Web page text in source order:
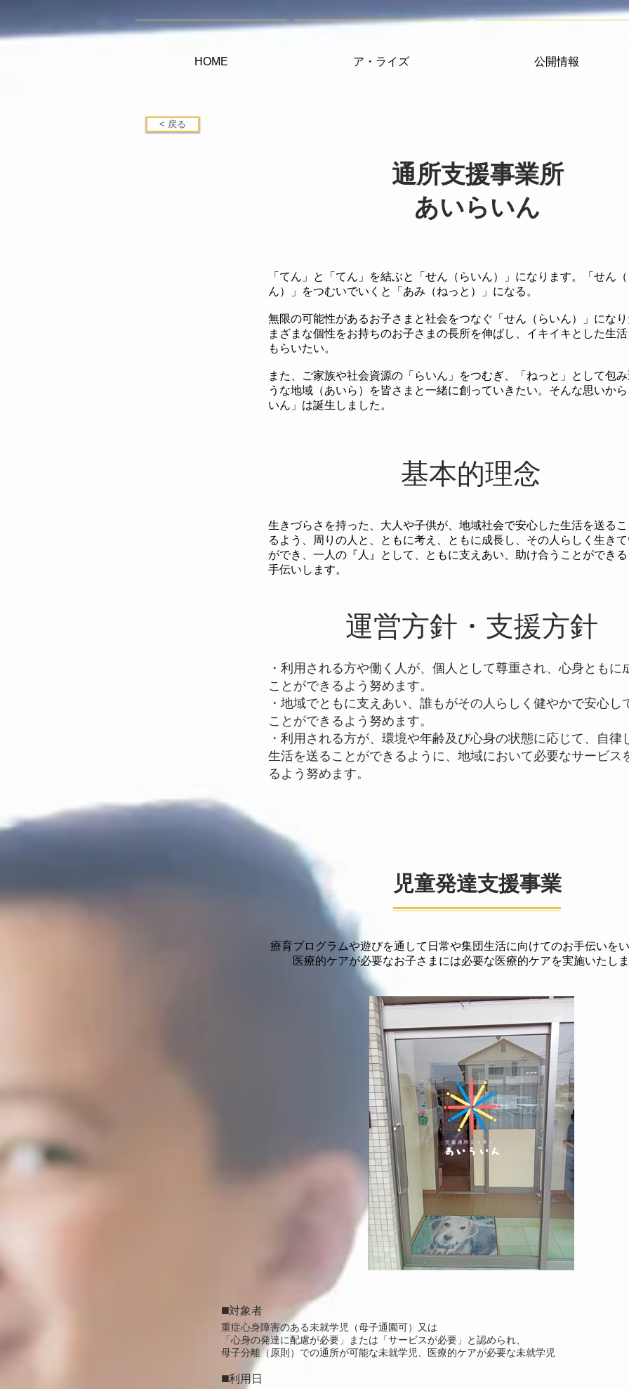
HOME ア・ライズ 公開情報
< 戻る
通所支援事業所
あいらいん
「てん」と「てん」を結ぶと「せん（らいん）」になります。
「せん
ん）」をつむいでいくと「あみ（ねっと）」になる。
無限の可能性があるお子さまと社会をつなぐ「せん（らいん）」にな
まざまな個性をお持ちのお子さまの長所を伸ばし、イキイキとした生
もらいたい。
また、ご家族や社会資源の「らいん」をつむぎ、「ねっと」として包
うな地域（あいら）を皆さまと一緒に創っていきたい。 そんな思いか
いん」は誕生しました。
​基本的理念
生きづらさを持った、大人や子供が、地域社会で安心した生活を送る
るよう、周りの人と、ともに考え、ともに成長し、その人らしく生き
ができ、一人の『人』として、ともに支えあい、助け合うことができ
手伝いします。
運営方針・支援方針
・利用される方や働く人が、個人として尊重され、心身ともに
ことができるよう努めます。
・地域でともに支えあい、誰もがその人らしく健やかで安心し
ことができるよう努めます。
・利用される方が、環境や年齢及び心身の状態に応じて、自律
生活を送ることができるように、地域において必要なサービス
るよう努めます。
児童発達支援事業
療育プログラムや遊びを通して日常や集団生活に向けてのお手伝いを
医療的ケアが必要なお子さまには必要な医療的ケアを実施いたし
◼️対象者
重症心身障害のある未就学児（母子通園可）又は
「心身の発達に配慮が必要」または「サービスが必要」と認められ、
母子分離（原則）での通所が可能な未就学児、医療的ケアが必要な未就学児
◼️利用日